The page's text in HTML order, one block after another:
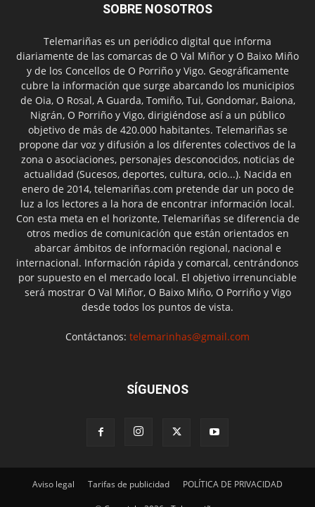
SOBRE NOSOTROS
Telemariñas es un periódico digital que informa
diariamente de las comarcas de O Val Miñor y O Baixo Miño
y de los Concellos de O Porriño y Vigo. Geográficamente
cubre la información que surge abarcando los municipios
de Oia, O Rosal, A Guarda, Tomiño, Tui, Gondomar, Baiona,
Nigrán, O Porriño y Vigo, dirigiéndose así a un público
objetivo de más de 420.000 habitantes. Telemariñas se
propone dar voz y difusión a los diferentes colectivos de la
zona o asociaciones, personajes desconocidos, noticias de
actualidad (Sucesos, deportes, cultura, ocio...). Nacida en
enero de 2014, telemariñas.com pretende dar un poco de
luz a los lectores a la hora de encontrar información local.
Con esta meta en el horizonte, Telemariñas se diferencia de
otros medios de comunicación que están orientados en
abarcar ámbitos de información regional, nacional e
internacional. Información rápida y comarcal, centrándonos
por supuesto en el mercado local. El objetivo irrenunciable
será mostrar O Val Miñor, O Baixo Miño, O Porriño y Vigo
desde todos los puntos de vista.
Contáctanos: telemarinhas@gmail.com
SÍGUENOS
Aviso legal Tarifas de publicidad POLÍTICA DE PRIVACIDAD